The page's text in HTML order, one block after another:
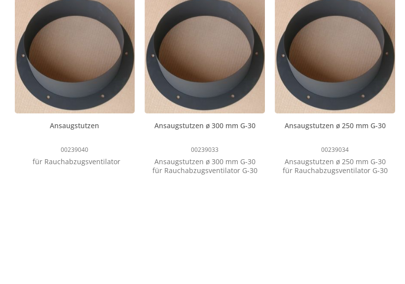
Ansaugstutzen
00239040
für Rauchabzugsventilator
Ansaugstutzen ø 300 mm G-30
00239033
Ansaugstutzen ø 300 mm G-30
für Rauchabzugsventilator G-30
Ansaugstutzen ø 250 mm G-30
00239034
Ansaugstutzen ø 250 mm G-30
für Rauchabzugsventilator G-30